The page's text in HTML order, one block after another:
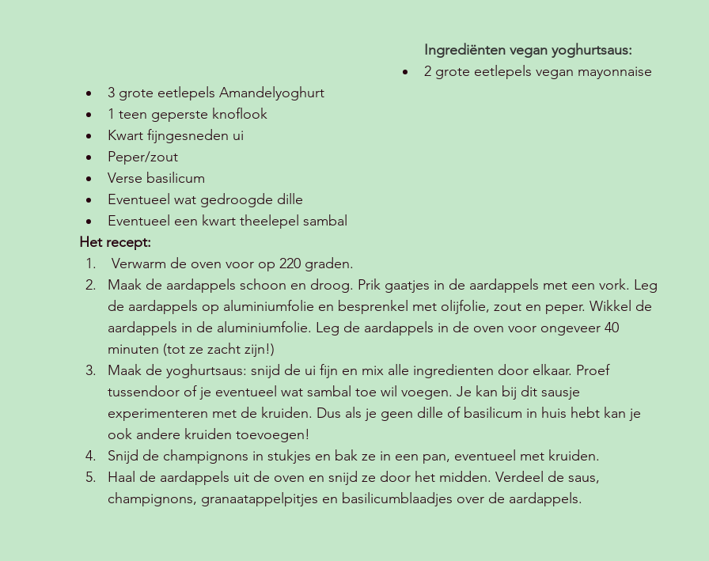
Ingrediënten vegan yoghurtsaus:
2 grote eetlepels vegan mayonnaise
3 grote eetlepels Amandelyoghurt
1 teen geperste knoflook
Kwart fijngesneden ui
Peper/zout
Verse basilicum
Eventueel wat gedroogde dille
Eventueel een kwart theelepel sambal
Het recept:
Verwarm de oven voor op 220 graden.
Maak de aardappels schoon en droog. Prik gaatjes in de aardappels met een vork. Leg
de aardappels op aluminiumfolie en besprenkel met olijfolie, zout en peper. Wikkel de
aardappels in de aluminiumfolie. Leg de aardappels in de oven voor ongeveer 40
minuten (tot ze zacht zijn!)
Maak de yoghurtsaus: snijd de ui fijn en mix alle ingredienten door elkaar. Proef
tussendoor of je eventueel wat sambal toe wil voegen. Je kan bij dit sausje
experimenteren met de kruiden. Dus als je geen dille of basilicum in huis hebt kan je
ook andere kruiden toevoegen!
Snijd de champignons in stukjes en bak ze in een pan, eventueel met kruiden.
Haal de aardappels uit de oven en snijd ze door het midden. Verdeel de saus,
champignons, granaatappelpitjes en basilicumblaadjes over de aardappels.